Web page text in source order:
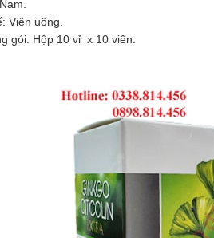
Viên uống.
gói: Hộp 10 vỉ x 10 viên.